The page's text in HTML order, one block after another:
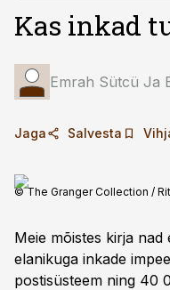
Kas inkad
Emrah Sütcü Ja
Jaga Salvesta
© The Granger Collection /
Meie mõistes kirja
elanikuga inkade
postisüsteem ning 40